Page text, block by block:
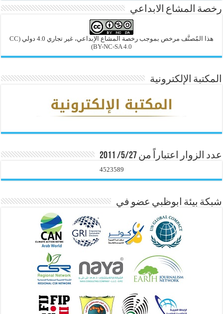
رخصة المشاع الابداعي
هذا المُصنَّف مرخص بموجب رخصة المشاع الإبداعي، غير تجاري 4.0 دولي
(CC
BY-NC-SA 4.0)
المكتبة الإلكترونية
عدد الزوار اعتباراً من 5/27/ 2011
4523589
شبكة بيئة ابوظبي عضو في